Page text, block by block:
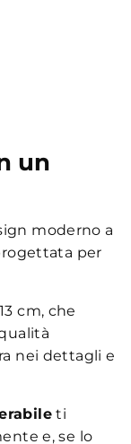
un
moderno a
per
cm, che
nei dettagli e
ti
e, se lo